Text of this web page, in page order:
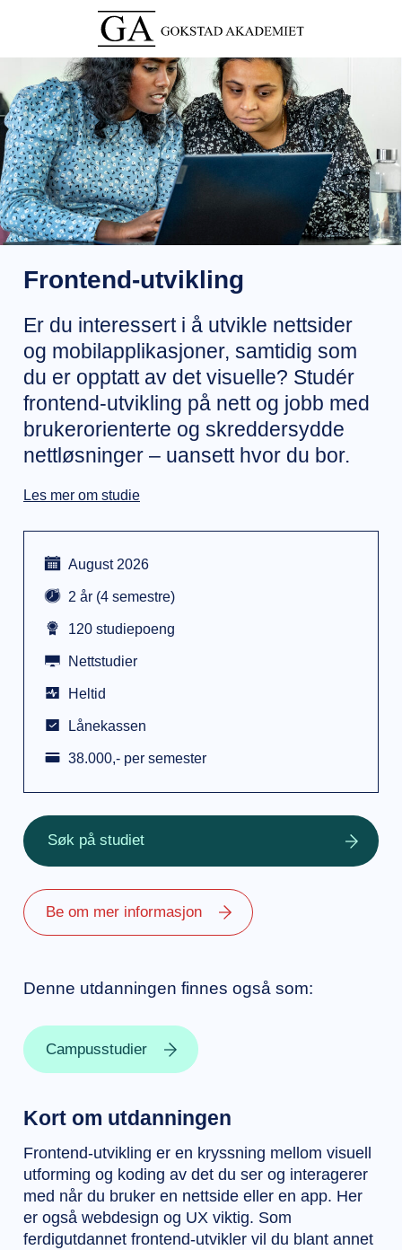
Frontend-utvikling
Er du interessert i å utvikle nettsider
og mobilapplikasjoner, samtidig som
du er opptatt av det visuelle? Studér
frontend-utvikling på nett og jobb med
brukerorienterte og skreddersydde
nettløsninger – uansett hvor du bor.
Les mer om studie
August 2026
2 år (4 semestre)
120 studiepoeng
Nettstudier
Heltid
Lånekassen
38.000,- per semester
Søk på studiet
Be om mer informasjon
Denne utdanningen finnes også som:
Campusstudier
Kort om utdanningen
Frontend-utvikling er en kryssning mellom visuell
utforming og koding av det du ser og interagerer
med når du bruker en nettside eller en app. Her
er også webdesign og UX viktig. Som
ferdigutdannet frontend-utvikler vil du blant annet